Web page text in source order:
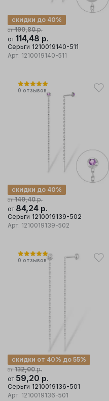
от 190,80р.
скидки до 40%
от 114,48 р.
Серьги 1210019140-511
Арт. 1210019140-511
0 отзывов
от 140,40р.
скидки до 40%
от 84,24 р.
Серьги 1210019139-502
Арт. 1210019139-502
0 отзывов
от 132,00р.
скидки от 40% до 55%
от 59,20 р.
Серьги 1210019136-501
Арт. 1210019136-501